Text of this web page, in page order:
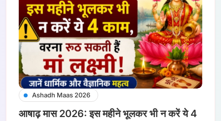
Ashadh Maas 2026
आषाढ़ मास 2026: इस महीने भूलकर भी न करें ये 4